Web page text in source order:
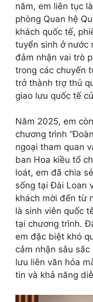
năm, em liên tục
phòng Quan hệ
khách quốc tế,
tuyển sinh ở nước
đảm nhận vai trò
trong các chuyến
trở thành trợ thủ
giao lưu quốc tế
Năm 2025, em
chương trình
ngoại tham quan
ban Hoa kiều tổ
loát, em đã chia
sống tại Đài Loan
khách mời đến từ
là sinh viên quốc
tại chương trình.
em đặc biệt khó
cảm nhận sâu
lưu liên văn hóa
tin và khả năng